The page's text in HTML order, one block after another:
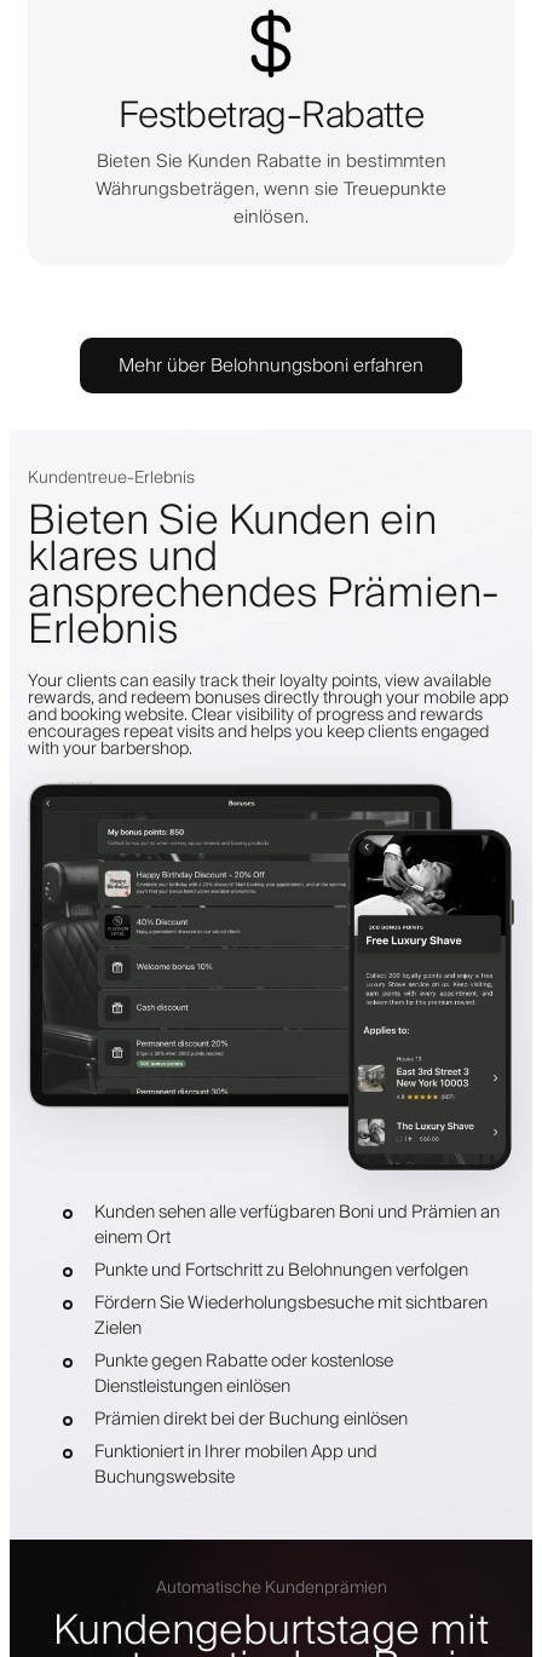
Festbetrag-Rabatte
Bieten Sie Kunden Rabatte in bestimmten
Währungsbeträgen, wenn sie Treuepunkte
einlösen.
Mehr über Belohnungsboni erfahren
Kundentreue-Erlebnis
Bieten Sie Kunden ein
klares und
ansprechendes Prämien-
Erlebnis
Your clients can easily track their loyalty points, view available
rewards, and redeem bonuses directly through your mobile app
and booking website. Clear visibility of progress and rewards
encourages repeat visits and helps you keep clients engaged
with your barbershop.
Kunden sehen alle verfügbaren Boni und Prämien an
einem Ort
Punkte und Fortschritt zu Belohnungen verfolgen
Fördern Sie Wiederholungsbesuche mit sichtbaren
Zielen
Punkte gegen Rabatte oder kostenlose
Dienstleistungen einlösen
Prämien direkt bei der Buchung einlösen
Funktioniert in Ihrer mobilen App und
Buchungswebsite
Automatische Kundenprämien
Kundengeburtstage mit